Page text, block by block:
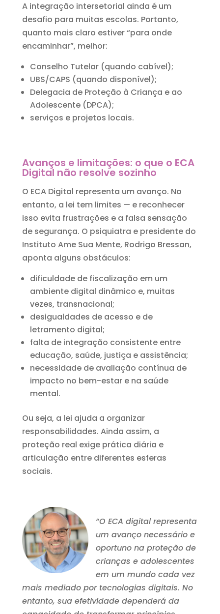
A integração intersetorial ainda é um
desafio para muitas escolas. Portanto,
quanto mais claro estiver “para onde
encaminhar”, melhor:
Conselho Tutelar (quando cabível);
UBS/CAPS (quando disponível);
Delegacia de Proteção à Criança e ao
Adolescente (DPCA);
serviços e projetos locais.
Avanços e limitações: o que o ECA
Digital não resolve sozinho
O ECA Digital representa um avanço. No
entanto, a lei tem limites — e reconhecer
isso evita frustrações e a falsa sensação
de segurança. O psiquiatra e presidente do
Instituto Ame Sua Mente, Rodrigo Bressan,
aponta alguns obstáculos:
dificuldade de fiscalização em um
ambiente digital dinâmico e, muitas
vezes, transnacional;
desigualdades de acesso e de
letramento digital;
falta de integração consistente entre
educação, saúde, justiça e assistência;
necessidade de avaliação contínua de
impacto no bem-estar e na saúde
mental.
Ou seja, a lei ajuda a organizar
responsabilidades. Ainda assim, a
proteção real exige prática diária e
articulação entre diferentes esferas
sociais.
“O ECA digital representa
um avanço necessário e
oportuno na proteção de
crianças e adolescentes
em um mundo cada vez
mais mediado por tecnologias digitais. No
entanto, sua efetividade dependerá da